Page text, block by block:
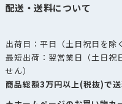
配送・送料について
出荷日：平日（土日祝日を除
最短出荷：翌営業日（土日祝
せん）
商品総額3万円以上(税抜)で送